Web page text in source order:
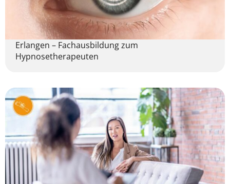
Erlangen – Fachausbildung zum
Hypnosetherapeuten